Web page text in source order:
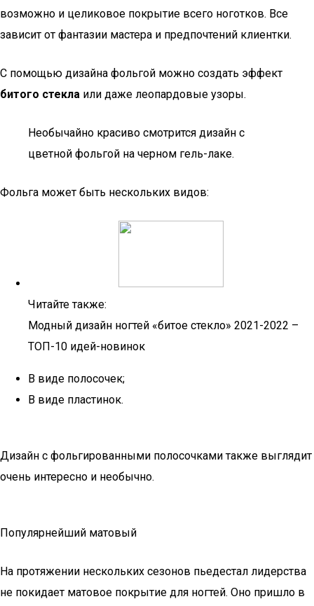
возможно и целиковое покрытие всего ноготков. Все
зависит от фантазии мастера и предпочтений клиентки.
С помощью дизайна фольгой можно создать эффект
битого стекла или даже леопардовые узоры.
Необычайно красиво смотрится дизайн с
цветной фольгой на черном гель-лаке.
Фольга может быть нескольких видов:
Читайте также:
Модный дизайн ногтей «битое стекло» 2021-2022 –
ТОП-10 идей-новинок
В виде полосочек;
В виде пластинок.
Дизайн с фольгированными полосочками также выглядит
очень интересно и необычно.
Популярнейший матовый
На протяжении нескольких сезонов пьедестал лидерства
не покидает матовое покрытие для ногтей. Оно пришло в